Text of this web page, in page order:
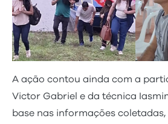
A ação contou ainda com a
Victor Gabriel e da técnica
base nas informações